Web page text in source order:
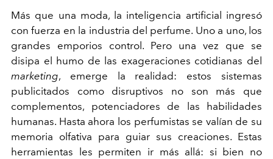
Más que una moda, la inteligencia artificial ingresó
con fuerza en la industria del perfume. Uno a uno, los
grandes emporios control. Pero una vez que se
disipa el humo de las exageraciones cotidianas del
marketing, emerge la realidad: estos sistemas
publicitados como disruptivos no son más que
complementos, potenciadores de las habilidades
humanas. Hasta ahora los perfumistas se valían de su
memoria olfativa para guiar sus creaciones. Estas
herramientas les permiten ir más allá: si bien no